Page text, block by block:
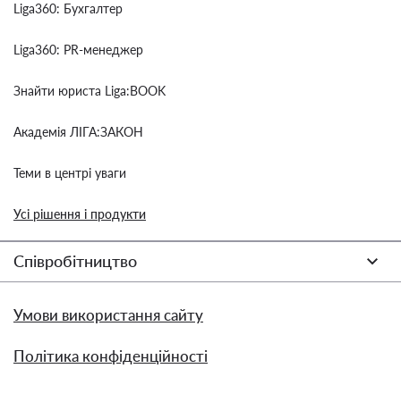
Liga360: Бухгалтер
Liga360: PR-менеджер
Знайти юриста Liga:BOOK
Академія ЛІГА:ЗАКОН
Теми в центрі уваги
Усі рішення і продукти
Співробітництво
Умови використання сайту
Політика конфіденційності